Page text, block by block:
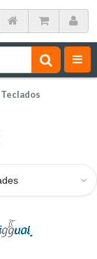
Teclados